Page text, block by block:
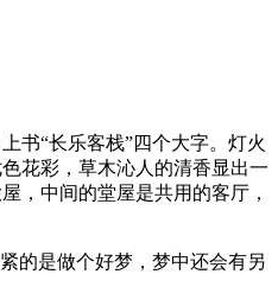
书“长乐客栈”四个大字。灯火
花彩，草木沁人的清香显出一
，中间的堂屋是共用的客厅，
的是做个好梦，梦中还会有另